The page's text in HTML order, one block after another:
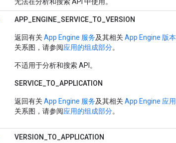
APP_ENGINE_SERVICE_TO_VERSION
返回有关App Engine 服务及其相关App Engine 版本
关系图，请参阅应用的组成部分。
不适用于分析和搜索 API。
SERVICE_TO_APPLICATION
返回有关App Engine 服务及其相关App Engine 应用
关系图，请参阅应用的组成部分。
VERSION_TO_APPLICATION